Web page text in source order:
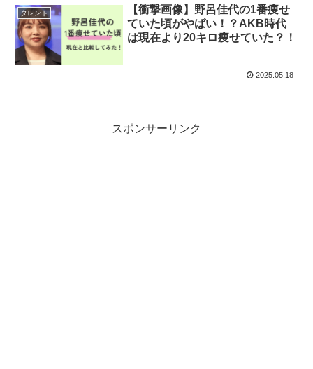
タレント
【衝撃画像】野呂佳代の1番痩せ
ていた頃がやばい！？AKB時代
は現在より20キロ痩せていた？！
2025.05.18
スポンサーリンク